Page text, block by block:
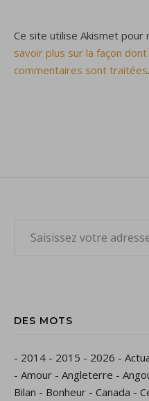
Ce site utilise Akismet pour
savoir plus sur la façon
commentaires sont traitées.
DES MOTS
- 2014 - 2015 - 2026 -
- Amour - Angleterre -
Bilan - Bonheur - Canada -